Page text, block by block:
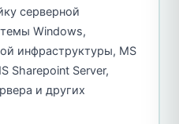
серверной
Windows,
инфраструктуры, MS
Sharepoint Server,
и других